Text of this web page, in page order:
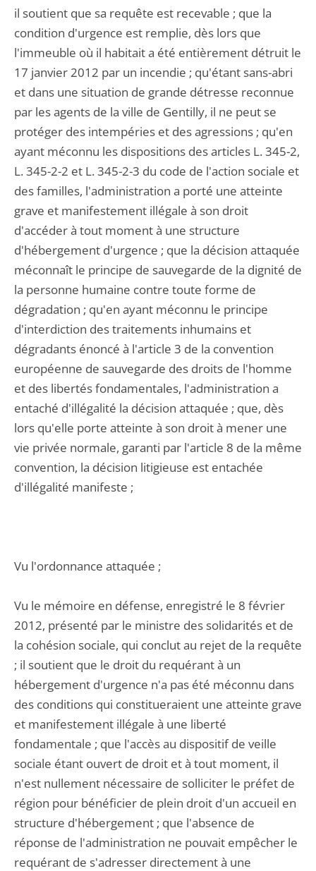
il soutient que sa requête est recevable ; que la
condition d'urgence est remplie, dès lors que
l'immeuble où il habitait a été entièrement détruit le
17 janvier 2012 par un incendie ; qu'étant sans-abri
et dans une situation de grande détresse reconnue
par les agents de la ville de Gentilly, il ne peut se
protéger des intempéries et des agressions ; qu'en
ayant méconnu les dispositions des articles L. 345-2,
L. 345-2-2 et L. 345-2-3 du code de l'action sociale et
des familles, l'administration a porté une atteinte
grave et manifestement illégale à son droit
d'accéder à tout moment à une structure
d'hébergement d'urgence ; que la décision attaquée
méconnaît le principe de sauvegarde de la dignité de
la personne humaine contre toute forme de
dégradation ; qu'en ayant méconnu le principe
d'interdiction des traitements inhumains et
dégradants énoncé à l'article 3 de la convention
européenne de sauvegarde des droits de l'homme
et des libertés fondamentales, l'administration a
entaché d'illégalité la décision attaquée ; que, dès
lors qu'elle porte atteinte à son droit à mener une
vie privée normale, garanti par l'article 8 de la même
convention, la décision litigieuse est entachée
d'illégalité manifeste ;
Vu l'ordonnance attaquée ;
Vu le mémoire en défense, enregistré le 8 février
2012, présenté par le ministre des solidarités et de
la cohésion sociale, qui conclut au rejet de la requête
; il soutient que le droit du requérant à un
hébergement d'urgence n'a pas été méconnu dans
des conditions qui constitueraient une atteinte grave
et manifestement illégale à une liberté
fondamentale ; que l'accès au dispositif de veille
sociale étant ouvert de droit et à tout moment, il
n'est nullement nécessaire de solliciter le préfet de
région pour bénéficier de plein droit d'un accueil en
structure d'hébergement ; que l'absence de
réponse de l'administration ne pouvait empêcher le
requérant de s'adresser directement à une